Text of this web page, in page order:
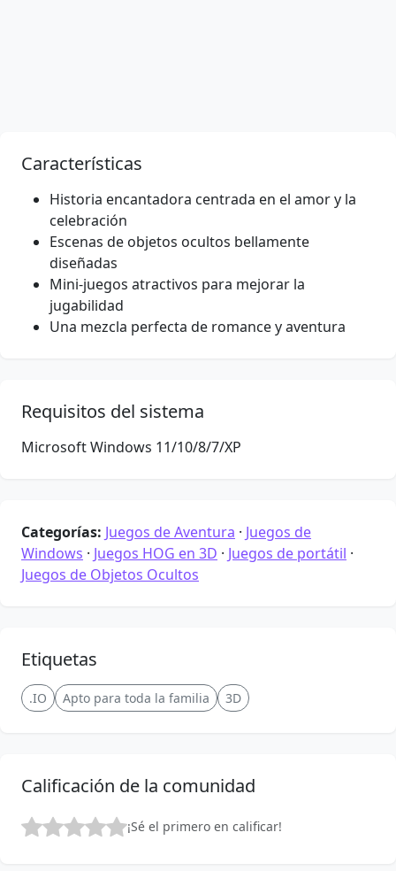
Características
Historia encantadora centrada en el amor y la
celebración
Escenas de objetos ocultos bellamente
diseñadas
Mini-juegos atractivos para mejorar la
jugabilidad
Una mezcla perfecta de romance y aventura
Requisitos del sistema
Microsoft Windows 11/10/8/7/XP
Categorías: Juegos de Aventura · Juegos de
Windows · Juegos HOG en 3D · Juegos de portátil ·
Juegos de Objetos Ocultos
Etiquetas
.IO Apto para toda la familia 3D
Calificación de la comunidad
¡Sé el primero en calificar!